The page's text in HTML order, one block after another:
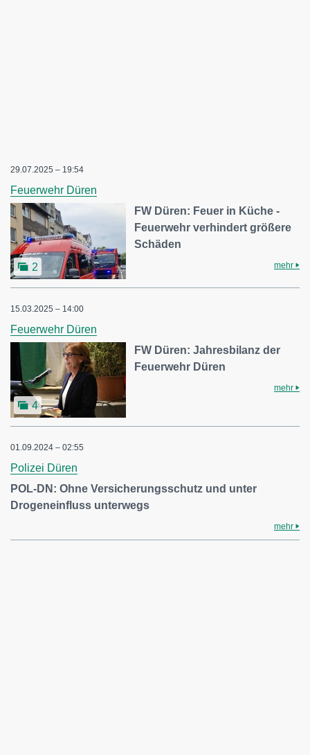
29.07.2025 – 19:54
Feuerwehr Düren
2
FW Düren: Feuer in Küche -
Feuerwehr verhindert größere
Schäden
mehr
15.03.2025 – 14:00
Feuerwehr Düren
4
FW Düren: Jahresbilanz der
Feuerwehr Düren
mehr
01.09.2024 – 02:55
Polizei Düren
POL-DN: Ohne Versicherungsschutz und unter
Drogeneinfluss unterwegs
mehr